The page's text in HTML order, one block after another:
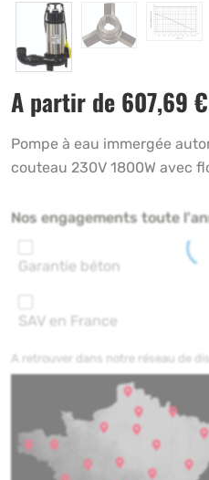
A partir de 607,69 €
Pompe à eau immergée
couteau 230V 1800W avec
Nos engagements toute
Garantie béton
SAV en France
A retrouver dans notre réseau de